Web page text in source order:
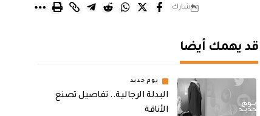
شارك
قد يهمك أيضا
يوم جديد
البدلة الرجالية.. تفاصيل تصنع
الأناقة